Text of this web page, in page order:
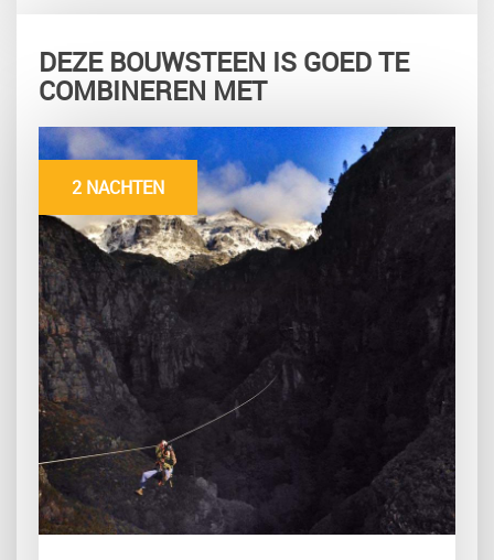
DEZE BOUWSTEEN IS GOED TE
COMBINEREN MET
2 NACHTEN